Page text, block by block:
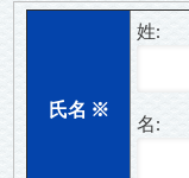
氏名 ※
姓:
名: